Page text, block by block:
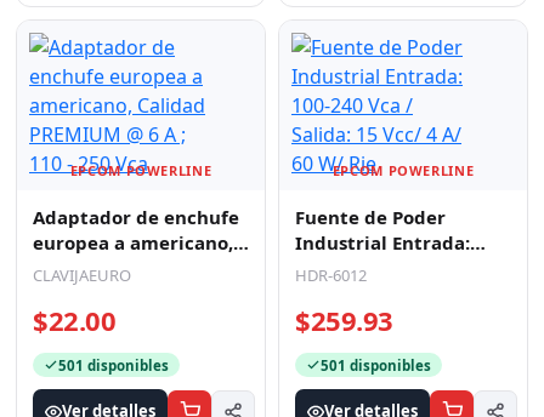
EPCOM POWERLINE
Cable para Baterías, 1
AWG con Terminales de
Ojo en Ambos Ex
CBL-AWG2-1B
$245.61
501 disponibles
Ver detalles
EPCOM POWERLINE
Batería CR123A de Litio
recargable)
CR123A
$60.27
501 disponibles
Ver detalles